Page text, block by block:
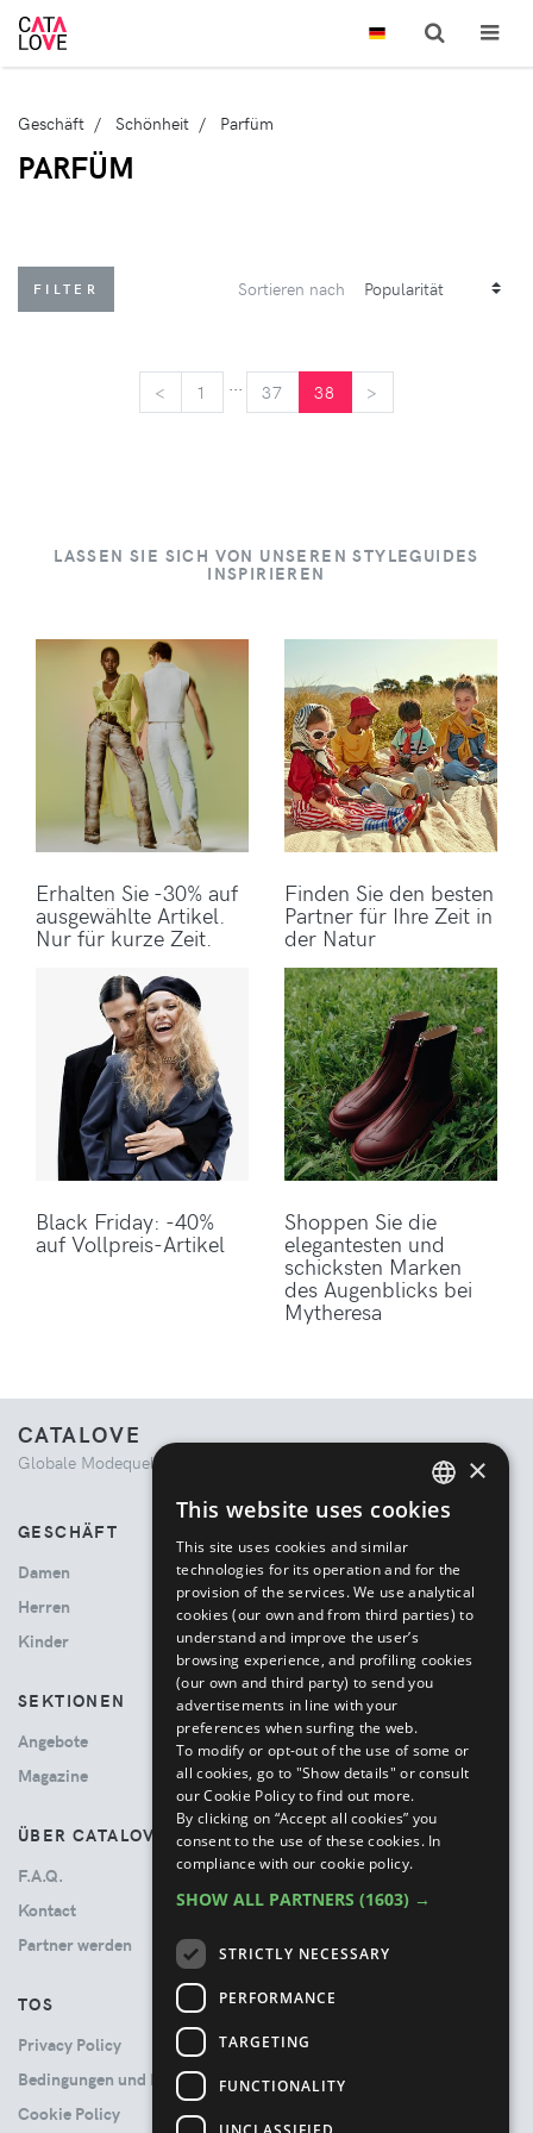
Geschäft Schönheit Parfüm
PARFÜM
FILTER Sortieren nach
< 1 ... 37 38 >
LASSEN SIE SICH VON UNSEREN STYLEGUIDES
INSPIRIEREN
Erhalten Sie -30% auf
ausgewählte Artikel.
Nur für kurze Zeit.
Finden Sie den besten
Partner für Ihre Zeit in
der Natur
Black Friday: -40%
auf Vollpreis-Artikel
Shoppen Sie die
elegantesten und
schicksten Marken
des Augenblicks bei
Mytheresa
CATALOVE
Globale Modequelle. Kuratiertes Einkaufserlebnis.
GESCHÄFT
Damen
Herren
Kinder
SEKTIONEN
Angebote
Magazine
ÜBER CATALOVE
F.A.Q.
Kontact
Partner werden
TOS
Privacy Policy
Bedingungen und Konditionen
Cookie Policy
ENGLISH
×
This website uses cookies
This site uses cookies and similar
technologies for its operation and for the
provision of the services. We use analytical
cookies (our own and from third parties) to
understand and improve the user’s
browsing experience, and profiling cookies
(our own and third party) to send you
advertisements in line with your
preferences when surfing the web.
To modify or opt-out of the use of some or
all cookies, go to "Show details" or consult
our Cookie Policy to find out more.
By clicking on “Accept all cookies” you
consent to the use of these cookies. In
compliance with our cookie policy.
SHOW ALL PARTNERS (1603) →
STRICTLY NECESSARY
PERFORMANCE
TARGETING
FUNCTIONALITY